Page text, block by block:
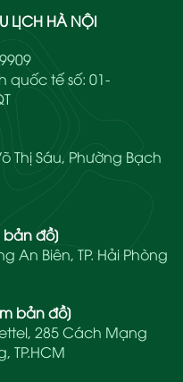
LỊCH HÀ NỘI
quốc tế số: 01-
Thị Sáu, Phường Bạch
bản đồ]
An Biên, TP. Hải Phòng
bản đồ]
285 Cách Mạng
TP.HCM